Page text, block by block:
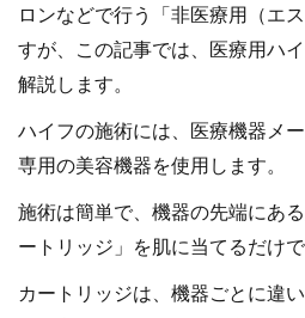
ロンなどで行う「非医療用（エ
すが、この記事では、医療用ハ
解説します。
ハイフの施術には、医療機器メ
専用の美容機器を使用します。
施術は簡単で、機器の先端にあ
ートリッジ」を肌に当てるだけで
カートリッジは、機器ごとに違